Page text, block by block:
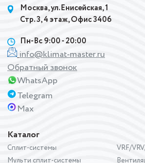
Каталог
Сплит-системы
Мульти сплит-системы
VRF/
Москва, ул.Енисейская, 1
Стр. 3, 4 этаж, Офис 3406
Пн-Вс 9:00 - 20:00
info@klimat-master.ru
Обратный звонок
WhatsApp
Telegram
Max